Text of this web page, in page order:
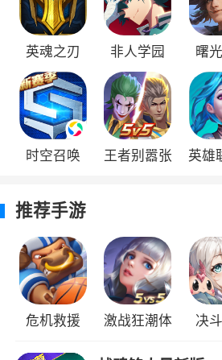
【技能解析】
受到普攻加双抗，叠加到
团很容易就叠满，被英雄普攻
却，很强势
这个技能判断范围比较大
主要是灵活运用，比如对面
秒掉，还有穿墙逃跑之类的。
这个技能要配合一技的眩
围太小了
清兵挺快的，冷却也短，
英魂之刃 非人学园 曙
时空召唤
王者别嚣张
英雄
推荐手游
危机救援
激战狂潮体
验服
决